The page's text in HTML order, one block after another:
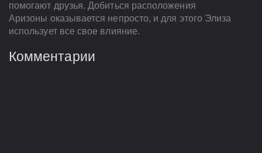
помогают друзья. Добиться расположения
Аризоны оказывается непросто, и для этого Элиза
использует все свое влияние.
Комментарии